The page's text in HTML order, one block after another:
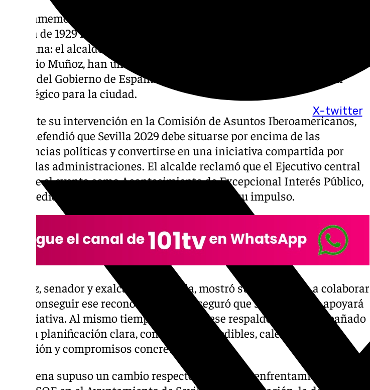
X-twitter
La conmemoración del centenario de la Exposición Iberoamericana de
Sevilla de 1929 ha conseguido una imagen poco habitual en la política
sevillana: el alcalde, José Luis Sanz, y el portavoz del PSOE municipal,
Antonio Muñoz, han unido sus voces para reclamar en el Senado el
apoyo del Gobierno de España a un proyecto que ambos consideran
estratégico para la ciudad.
Durante su intervención en la Comisión de Asuntos Iberoamericanos,
Sanz defendió que Sevilla 2029 debe situarse por encima de las
diferencias políticas y convertirse en una iniciativa compartida por
todas las administraciones. El alcalde reclamó que el Ejecutivo central
declare el evento como Acontecimiento de Excepcional Interés Público,
una medida que considera clave para reforzar su impulso.
Muñoz, senador y exalcalde de Sevilla, mostró su disposición a colaborar
para conseguir ese reconocimiento y aseguró que su formación apoyará
la iniciativa. Al mismo tiempo, pidió que ese respaldo vaya acompañado
de una planificación clara, con objetivos medibles, calendario de
ejecución y compromisos concretos.
La escena supuso un cambio respecto al habitual enfrentamiento entre